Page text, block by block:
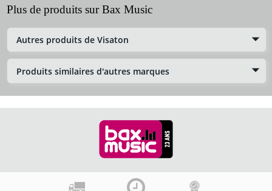
Plus de produits sur Bax Music
Autres produits de Visaton
Produits similaires d'autres marques